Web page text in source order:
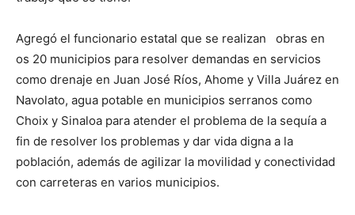
Agregó el funcionario estatal que se realizan obras en
os 20 municipios para resolver demandas en servicios
como drenaje en Juan José Ríos, Ahome y Villa Juárez en
Navolato, agua potable en municipios serranos como
Choix y Sinaloa para atender el problema de la sequía a
fin de resolver los problemas y dar vida digna a la
población, además de agilizar la movilidad y conectividad
con carreteras en varios municipios.